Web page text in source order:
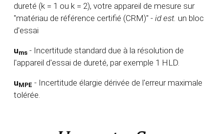
dureté (k = 1 ou k = 2), votre appareil de mesure sur
"matériau de référence certifié (CRM)" - id est. un bloc
d'essai
ums - Incertitude standard due à la résolution de
l'appareil d'essai de dureté, par exemple 1 HLD.
uMPE - Incertitude élargie dérivée de l'erreur maximale
tolérée.